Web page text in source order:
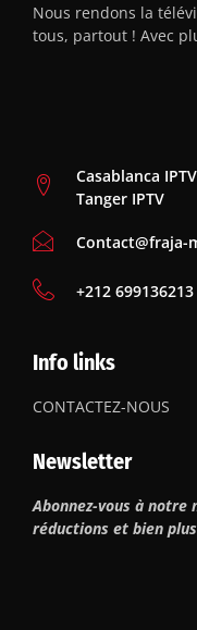
Nous rendons la
tous, partout ! Avec
Casablanca
Tanger IPTV
Contact@fraja-
‪+212 699136213
Info links
CONTACTEZ-NOUS
Newsletter
Abonnez-vous à
réductions et bien